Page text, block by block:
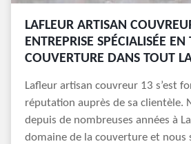
LAFLEUR ARTISAN
ENTREPRISE SPÉCIALISÉE
COUVERTURE DANS TOUT
Lafleur artisan couvreur 13 s’est
réputation auprès de sa clientèle.
depuis de nombreuses années à
domaine de la couverture et nous